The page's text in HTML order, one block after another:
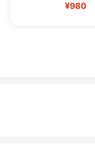
¥980